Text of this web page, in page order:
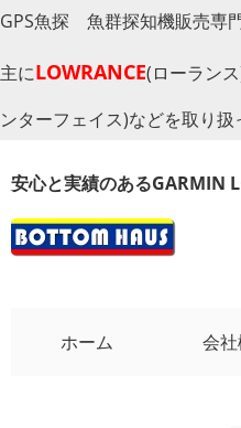
GPS魚探 魚群探知機販売専
主にLOWRANCE(ローラン
ンターフェイス)などを取り扱
安心と実績のあるGARMIN
ホーム 会